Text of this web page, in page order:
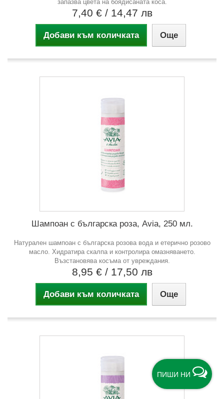
ПИШИ НИ
запазва цвета на боядисаната коса.
7,40 € / 14,47 лв
Добави към количката Още
Шампоан с българска роза, Avia, 250 мл.
Натурален шампоан с българска розова вода и етерично розово
масло. Хидратира скалпа и контролира омазняването.
Възстановява косъма от увреждания.
8,95 € / 17,50 лв
Добави към количката Още